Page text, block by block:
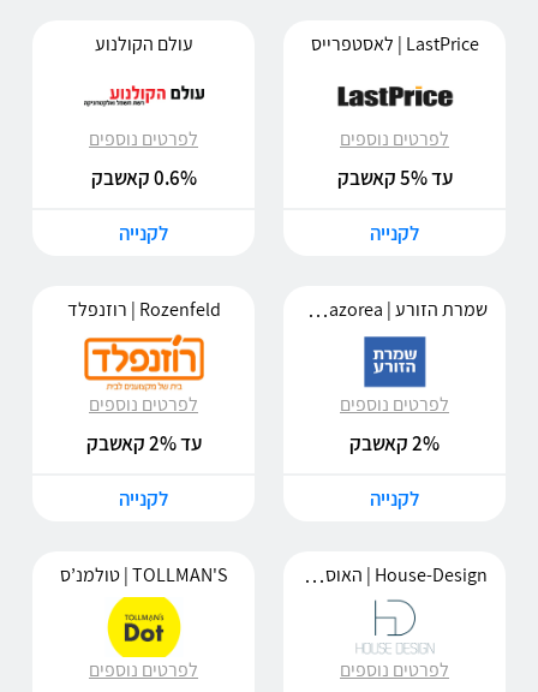
LastPrice | לאסטפרייס
לפרטים נוספים
עד 5% קאשבק
לקנייה
עולם הקולנוע
לפרטים נוספים
0.6% קאשבק
לקנייה
שמרת הזורע | Shomrat-Hazorea
לפרטים נוספים
2% קאשבק
לקנייה
Rozenfeld | רוזנפלד
לפרטים נוספים
עד 2% קאשבק
לקנייה
House-Design | האוס דיזיין
לפרטים נוספים
TOLLMAN'S | טולמנ’ס
לפרטים נוספים